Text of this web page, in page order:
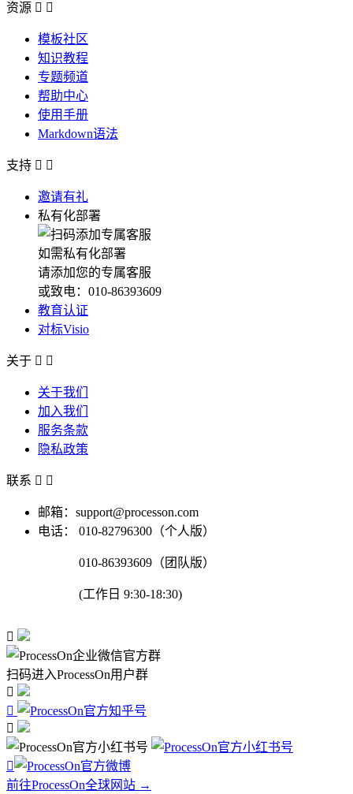
资源  
模板社区
知识教程
专题频道
帮助中心
使用手册
Markdown语法
支持  
邀请有礼
私有化部署
如需私有化部署
请添加您的专属客服
或致电：010-86393609
教育认证
对标Visio
关于  
关于我们
加入我们
服务条款
隐私政策
联系  
邮箱：support@processon.com
电话：
010-82796300（个人版）
010-86393609（团队版）
(工作日 9:30-18:30)

扫码进入ProcessOn用户群




前往ProcessOn全球网站 →